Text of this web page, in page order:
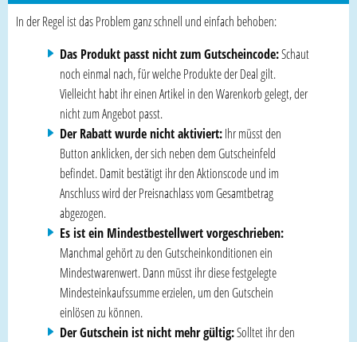
In der Regel ist das Problem ganz schnell und einfach behoben:
Das Produkt passt nicht zum Gutscheincode:Schaut
noch einmal nach, für welche Produkte der Deal gilt.
Vielleicht habt ihr einen Artikel in den Warenkorb gelegt, der
nicht zum Angebot passt.
Der Rabatt wurde nicht aktiviert:Ihr müsst den
Button anklicken, der sich neben dem Gutscheinfeld
befindet. Damit bestätigt ihr den Aktionscode und im
Anschluss wird der Preisnachlass vom Gesamtbetrag
abgezogen.
Es ist ein Mindestbestellwert vorgeschrieben:
Manchmal gehört zu den Gutscheinkonditionen ein
Mindestwarenwert. Dann müsst ihr diese festgelegte
Mindesteinkaufssumme erzielen, um den Gutschein
einlösen zu können.
Der Gutschein ist nicht mehr gültig:Solltet ihr den